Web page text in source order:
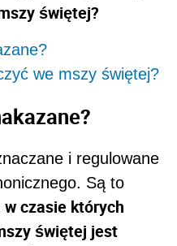
świętej?
we mszy świętej?
i regulowane
Są to
czasie których
świętej jest